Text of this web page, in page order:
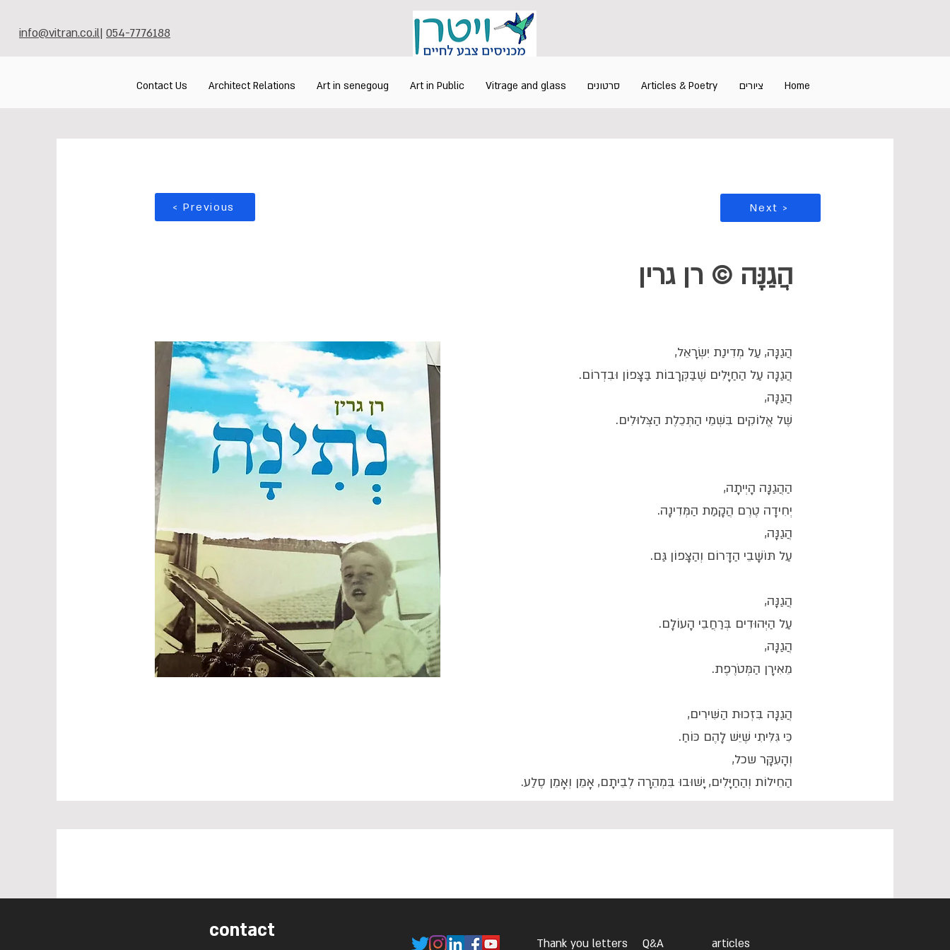
info@vitran.co.il| 054-7776188
Home ציורים Articles & Poetry סרטונים Vitrage and glass
Art in Public
Art in senegoug
Architect Relations
Contact Us
< Previous Next >
הֲגַנָּה © רן גרין
הֲגַנָּה, עַל מְדִינַת יִשְׂרָאֵל,
הֲגַנָּה עַל הַחַיָּלִים שֶׁבַּקְּרָבוֹת בַּצָּפוֹן וּבִדְרוֹם.
הֲגַנָּה,
שֶׁל אֱלוֹקִים בִּשְׁמֵי הַתְּכֵלֶת הַצְּלוּלִים.
הַהֲגַנָּה הָיְיתָה,
יְחִידָה טֶרֶם הֲקָמַת הַמְּדִינָה.
הֲגַנָּה,
עַל תּוֹשָׁבֵי הַדָּרוֹם וְהַצָּפוֹן גַּם.
הֲגַנָּה,
עַל הַיְּהוּדִים בְּרַחֲבֵי הָעוֹלָם.
הֲגַנָּה,
מֵאִירָן הַמְּטֹרֶפֶת.
הֲגַנָּה בִּזְכוּת הַשִּׁירִים,
כִּי גִּלִּיתִי שֶׁיֵּשׁ לָהֶם כּוֹחַ.
וְהָעִקָּר שכל,
הַחֵילוֹת וְהַחַיָּלִים, יָשׁוּבוּ בִּמְהֵרָה לְבֵיתָם, אָמֵן וְאָמֵן סֶלַע.
contact
Thank you letters Q&A articles